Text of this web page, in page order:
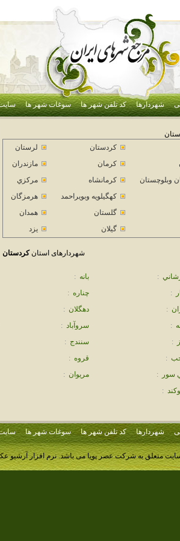
شهردارها کد تلفن شهر ها سوغات شهر ها
كردستان
لرستان
كرمان
مازندران
وبلوچستان كرمانشاه
مركزي
كهگيلويه وبويراحمد
هرمزگان
گلستان
همدان
گيلان يزد
شهردارهای استانكردستان
: بانه :
: چناره :
: دهگلان :
: سروآباد :
: سنندج :
: قروه :
سور : مريوان :
:
شهردارها کد تلفن شهر ها سوغات شهر ها
متعلق به شرکت عصر پویا می باشد.نرم افزار آرشیو